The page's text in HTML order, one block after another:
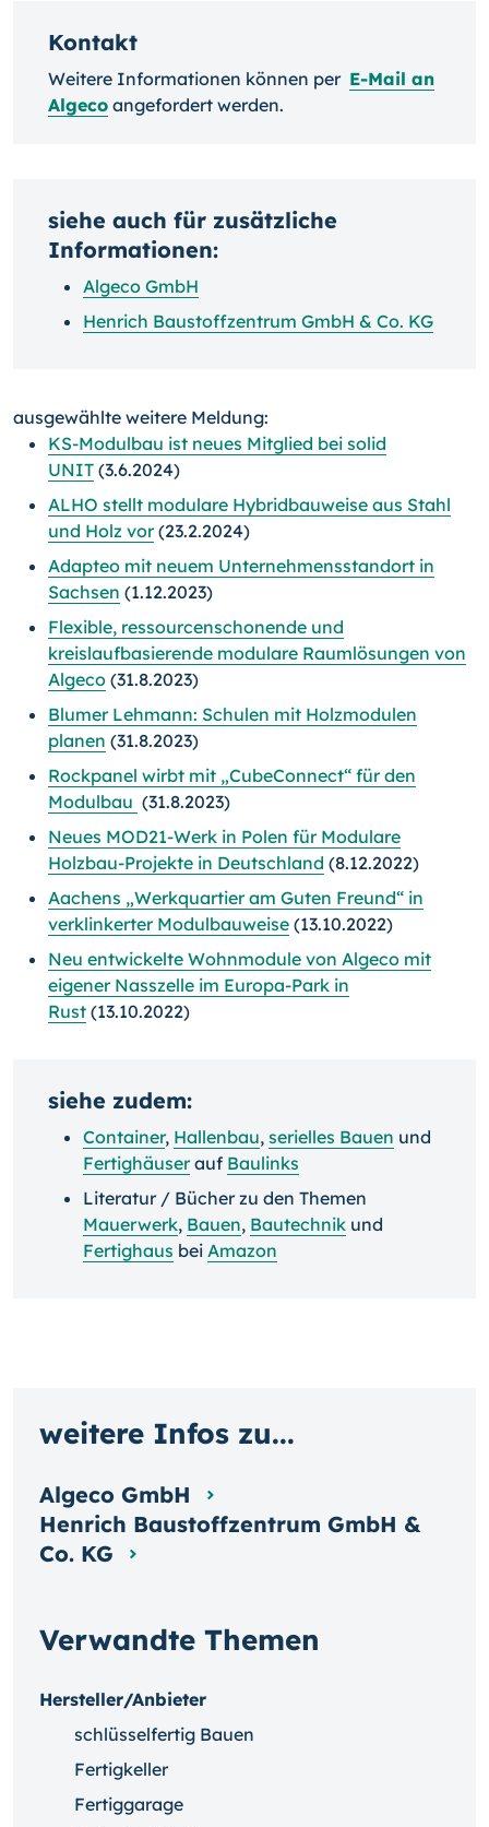
Kontakt
Weitere Informationen können per E-Mail an
Algeco angefordert werden.
siehe auch für zusätzliche
Informationen:
Algeco GmbH
Henrich Baustoffzentrum GmbH & Co. KG
ausgewählte weitere Meldung:
KS-Modulbau ist neues Mitglied bei solid
UNIT (3.6.2024)
ALHO stellt modulare Hybridbauweise aus Stahl
und Holz vor(23.2.2024)
Adapteo mit neuem Unternehmensstandort in
Sachsen (1.12.2023)
Flexible, ressourcenschonende und
kreislaufbasierende modulare Raumlösungen von
Algeco (31.8.2023)
Blumer Lehmann: Schulen mit Holzmodulen
planen (31.8.2023)
Rockpanel wirbt mit „CubeConnect“ für den
Modulbau (31.8.2023)
Neues MOD21-Werk in Polen für Modulare
Holzbau-Projekte in Deutschland (8.12.2022)
Aachens „Werkquartier am Guten Freund“ in
verklinkerter Modulbauweise (13.10.2022)
Neu entwickelte Wohnmodule von Algeco mit
eigener Nasszelle im Europa-Park in
Rust (13.10.2022)
siehe zudem:
Container, Hallenbau, serielles Bauen und
Fertighäuserauf Baulinks
Literatur / Bücher zu den Themen
Mauerwerk, Bauen, Bautechnik und
Fertighaus bei Amazon
Verwandte Themen
Hersteller/Anbieter
schlüsselfertig Bauen
Fertigkeller
Fertiggarage
weitere Infos zu...
Algeco GmbH
Henrich Baustoffzentrum GmbH &
Co. KG